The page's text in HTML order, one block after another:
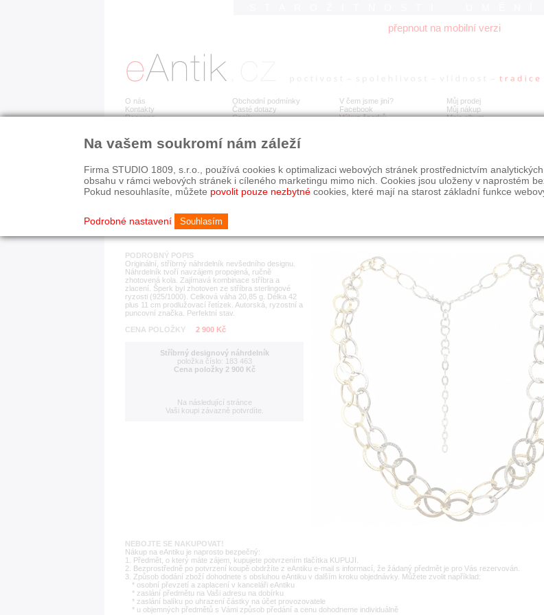
přepnout na mobilní verzi
O nás
Kontakty
Recenze
Obchodní podmínky
Časté dotazy
Ceník
V čem jsme jiní?
Facebook
Výkup šperků
Můj prodej
Můj nákup
Moje album
Detail položky č. 183 463 Stříbrný designový náhrdelník
PODROBNÝ POPIS
Originální, stříbrný náhrdelník nevšedního designu.
Náhrdelník tvoří navzájem propojená, ručně
zhotovená kola. Zajímavá kombinace stříbra a
zlacení. Šperk byl zhotoven ze stříbra sterlingové
ryzosti (925/1000). Celková váha 20,85 g. Délka 42
plus 11 cm prodlužovací řetízek. Autorská, ryzostní a
puncovní značka. Perfektní stav.
CENA POLOŽKY
2 900 Kč
Stříbrný designový náhrdelník
položka číslo: 183 463
Cena položky 2 900 Kč
Na následující stránce
Vaši koupi závazně potvrdíte.
NEBOJTE SE NAKUPOVAT!
Nákup na eAntiku je naprosto bezpečný:
1. Předmět, o který máte zájem, kupujete potvrzením tlačítka KUPUJI.
2. Bezprostředně po potvrzení koupě obdržíte z eAntiku e-mail s informací, že žádaný předmět je pro Vás rezervován.
3. Způsob dodání zboží dohodnete s obsluhou eAntiku v dalším kroku objednávky. Můžete zvolit například:
* osobní převzetí a zaplacení v kanceláři eAntiku
* zaslání předmětu na Vaši adresu na dobírku
* zaslání balíku po uhrazení částky na účet provozovatele
* u objemných předmětů s Vámi způsob předání a cenu dohodneme individuálně
Na vašem soukromí nám záleží
Firma STUDIO 1809, s.r.o., používá cookies k optimalizaci webových stránek prostřednictvím
obsahu v rámci webových stránek i cíleného marketingu mimo nich. Cookies jsou uloženy v naprostém
Pokud nesouhlasíte, můžete povolit pouze nezbytné cookies, které mají na starost základní funkce
Podrobné nastavení Souhlasím